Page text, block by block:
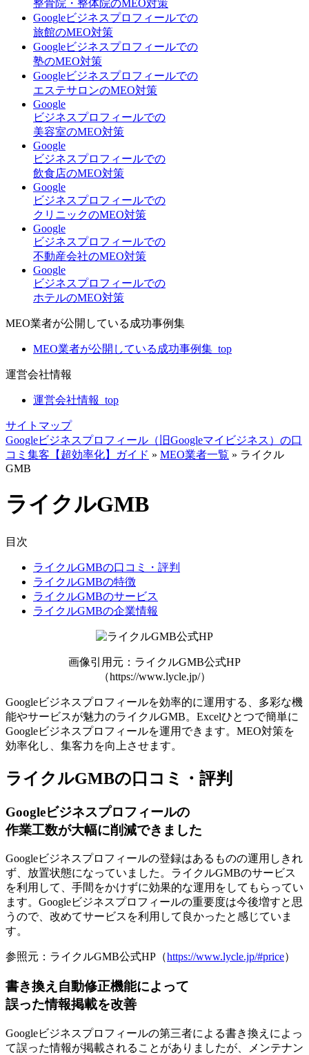
整骨院・整体院のMEO対策
Googleビジネスプロフィールでの
旅館のMEO対策
Googleビジネスプロフィールでの
塾のMEO対策
Googleビジネスプロフィールでの
エステサロンのMEO対策
Google
ビジネスプロフィールでの
美容室のMEO対策
Google
ビジネスプロフィールでの
飲食店のMEO対策
Google
ビジネスプロフィールでの
クリニックのMEO対策
Google
ビジネスプロフィールでの
不動産会社のMEO対策
Google
ビジネスプロフィールでの
ホテルのMEO対策
MEO業者が公開している成功事例集
MEO業者が公開している成功事例集_top
運営会社情報
運営会社情報_top
サイトマップ
Googleビジネスプロフィール（旧Googleマイビジネス）の口
コミ集客【超効率化】ガイド » MEO業者一覧 » ライクル
GMB
ライクルGMB
目次
ライクルGMBの口コミ・評判
ライクルGMBの特徴
ライクルGMBのサービス
ライクルGMBの企業情報
画像引用元：ライクルGMB公式HP
（https://www.lycle.jp/）
Googleビジネスプロフィールを効率的に運用する、多彩な機
能やサービスが魅力のライクルGMB。Excelひとつで簡単に
Googleビジネスプロフィールを運用できます。MEO対策を
効率化し、集客力を向上させます。
ライクルGMBの口コミ・評判
Googleビジネスプロフィールの
作業工数が大幅に削減できました
Googleビジネスプロフィールの登録はあるものの運用しきれ
ず、放置状態になっていました。ライクルGMBのサービス
を利用して、 手間をかけずに効果的な運用 をしてもらってい
ます。Googleビジネスプロフィールの重要度は今後増すと思
うので、改めてサービスを利用して良かったと感じていま
す。
参照元：ライクルGMB公式HP（https://www.lycle.jp/#price）
書き換え自動修正機能によって
誤った情報掲載を改善
Googleビジネスプロフィールの第三者による書き換えによっ
て誤った情報が掲載されることがありましたが、メンテナン